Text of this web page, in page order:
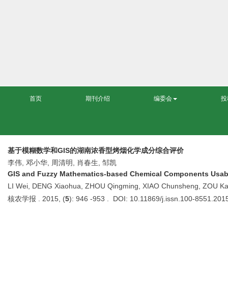
首页 期刊介绍 编委会
基于模糊数学和GIS的湖南浓香型烤烟化学成分综合评价
李伟, 邓小华, 周清明, 肖春生, 邹凯
GIS and Fuzzy Mathematics-based Chemical Components
LI Wei, DENG Xiaohua, ZHOU Qingming, XIAO Chunsheng, ZOU
核农学报 . 2015, (5): 946 -953 . DOI: 10.11869/j.issn.100-